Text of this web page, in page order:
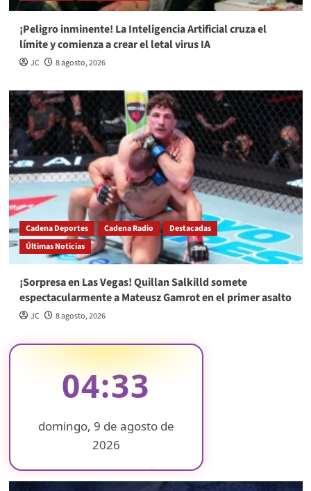
¡Peligro inminente! La Inteligencia Artificial cruza el
límite y comienza a crear el letal virus IA
JC 8 agosto, 2026
Cadena Deportes Cadena Radio
Destacadas
Últimas Noticias
¡Sorpresa en Las Vegas! Quillan Salkilld somete
espectacularmente a Mateusz Gamrot en el primer asalto
JC 8 agosto, 2026
04:33
domingo, 9 de agosto de
2026
❄
❄
❄